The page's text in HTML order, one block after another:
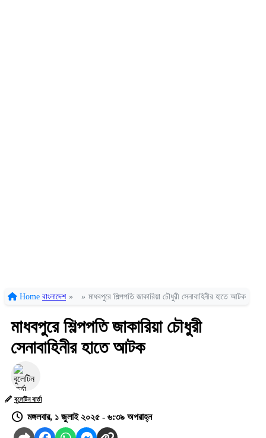
Home বাংলাদেশ » » মাধবপুরে শিল্পপতি জাকারিয়া চৌধুরী সেনাবাহিনীর হাতে আটক
মাধবপুরে শিল্পপতি জাকারিয়া চৌধুরী
সেনাবাহিনীর হাতে আটক
বুলেটিন বার্তা
মঙ্গলবার, ১ জুলাই ২০২৫ - ৬:৩৯ অপরাহ্ন